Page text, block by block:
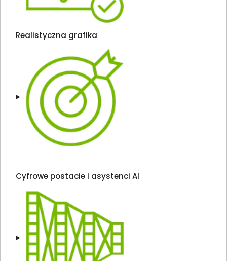
Realistyczna grafika
Cyfrowe postacie i asystenci AI